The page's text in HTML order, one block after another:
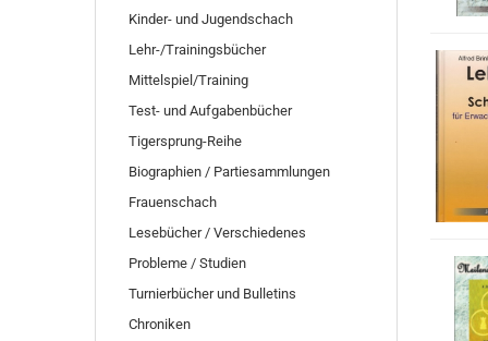
Kinder- und Jugendschach
Lehr-/Trainingsbücher
Mittelspiel/Training
Test- und Aufgabenbücher
Tigersprung-Reihe
Biographien / Partiesammlungen
Frauenschach
Lesebücher / Verschiedenes
Probleme / Studien
Turnierbücher und Bulletins
Chroniken